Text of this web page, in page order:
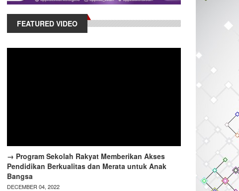
FEATURED VIDEO
→ Program Sekolah Rakyat Memberikan Akses
Pendidikan Berkualitas dan Merata untuk Anak
Bangsa
DECEMBER 04, 2022